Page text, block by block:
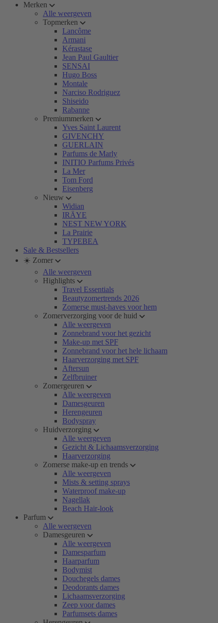
Merken
Alle weergeven
Topmerken
Lancôme
Armani
Kérastase
Jean Paul Gaultier
SENSAI
Hugo Boss
Montale
Narciso Rodriguez
Shiseido
Rabanne
Premiummerken
Yves Saint Laurent
GIVENCHY
GUERLAIN
Parfums de Marly
INITIO Parfums Privés
La Mer
Tom Ford
Eisenberg
Nieuw
Widian
IRÄYE
NEST NEW YORK
La Prairie
TYPEBEA
Sale & Bestsellers
☀️ Zomer
Alle weergeven
Highlights
Travel Essentials
Beautyzomertrends 2026
Zomerse must-haves voor hem
Zomerverzorging voor de huid
Alle weergeven
Zonnebrand voor het gezicht
Make-up met SPF
Zonnebrand voor het hele lichaam
Haarverzorging met SPF
Aftersun
Zelfbruiner
Zomergeuren
Alle weergeven
Damesgeuren
Herengeuren
Bodyspray
Huidverzorging
Alle weergeven
Gezicht & Lichaamsverzorging
Haarverzorging
Zomerse make-up en trends
Alle weergeven
Mists & setting sprays
Waterproof make-up
Nagellak
Beach Hair-look
Parfum
Alle weergeven
Damesgeuren
Alle weergeven
Damesparfum
Haarparfum
Bodymist
Douchegels dames
Deodorants dames
Lichaamsverzorging
Zeep voor dames
Parfumsets dames